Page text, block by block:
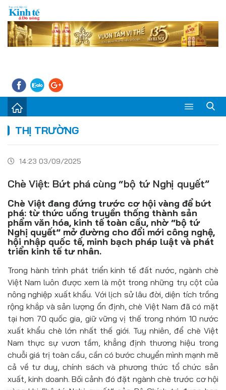
Kinh tế - Tiêu dùng
Đời sống
Thị trường
Doanh nghiệp – Doanh nhân
Đồ uống
Pháp luật
Khoa giáo
Multimedia
THỊ TRƯỜNG
14:23 03/09/2025
Chè Việt: Bứt phá cùng “bộ tứ Nghị quyết”
Chè Việt đang đứng trước cơ hội vàng để bứt
phá: từ thức uống truyền thống thành sản
phẩm văn hóa, kinh tế toàn cầu, nhờ “bộ tứ
Nghị quyết” mở đường cho đổi mới công nghệ,
hội nhập quốc tế, minh bạch pháp luật và phát
triển kinh tế tư nhân.
Trong hành trình phát triển kinh tế đất nước, ngành chè
Việt Nam luôn được xem là một trong những trụ cột của
nông nghiệp xuất khẩu. Với lịch sử lâu đời, diện tích trồng
rộng khắp và sản lượng ổn định, chè Việt Nam đã có mặt
tại hơn 70 quốc gia, giữ vững vị thế trong nhóm 10 nước
xuất khẩu chè lớn nhất thế giới. Tuy nhiên, để chè Việt
Nam thực sự vươn tầm, khẳng định thương hiệu trong
chuỗi giá trị toàn cầu, cần có bước chuyển mình mạnh mẽ
cả về tư duy, chính sách và phương thức tổ chức sản
xuất, kinh doanh. Bối cảnh đó đặt ngành chè trước cơ hội